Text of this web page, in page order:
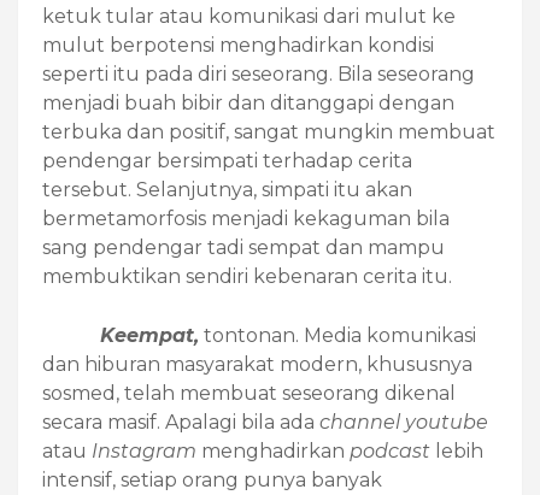
ketuk tular atau komunikasi dari mulut ke
mulut berpotensi menghadirkan kondisi
seperti itu pada diri seseorang. Bila seseorang
menjadi buah bibir dan ditanggapi dengan
terbuka dan positif, sangat mungkin membuat
pendengar bersimpati terhadap cerita
tersebut. Selanjutnya, simpati itu akan
bermetamorfosis menjadi kekaguman bila
sang pendengar tadi sempat dan mampu
membuktikan sendiri kebenaran cerita itu.
Keempat, tontonan. Media komunikasi
dan hiburan masyarakat modern, khususnya
sosmed, telah membuat seseorang dikenal
secara masif. Apalagi bila ada channel youtube
atau Instagram menghadirkan podcast lebih
intensif, setiap orang punya banyak